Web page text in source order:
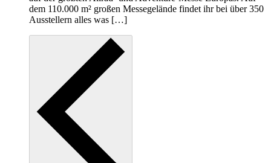
dem 110.000 m² großen Messegelände findet ihr bei über 350
Ausstellern alles was […]